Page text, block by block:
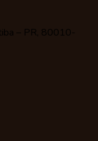
– PR, 80010-